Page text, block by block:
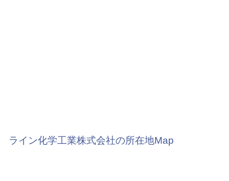
ライン化学工業株式会社の所在地Map